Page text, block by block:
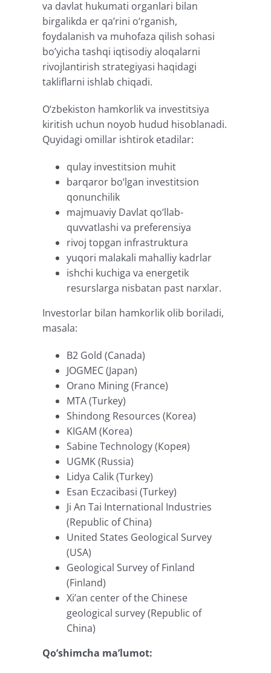
va davlat hukumati organlari bilan
birgalikda er qa’rini o‘rganish,
foydalanish va muhofaza qilish sohasi
bo’yicha tashqi iqtisodiy aloqalarni
rivojlantirish strategiyasi haqidagi
takliflarni ishlab chiqadi.
O‘zbekiston hamkorlik va investitsiya
kiritish uchun noyob hudud hisoblanadi.
Quyidagi omillar ishtirok etadilar:
qulay investitsion muhit
barqaror bo‘lgan investitsion
qonunchilik
majmuaviy Davlat qo‘llab-
quvvatlashi va preferensiya
rivoj topgan infrastruktura
yuqori malakali mahalliy kadrlar
ishchi kuchiga va energetik
resurslarga nisbatan past narxlar.
Investorlar bilan hamkorlik olib boriladi,
masala:
B2 Gold (Сanada)
JOGMEC (Japan)
Orano Mining (Francе)
MTA (Turkеy)
Shindong Resources (Korea)
KIGAM (Korea)
Sabine Technology (Корея)
UGMK (Russia)
Lidya Calik (Turkey)
Esan Eczacibasi (Turkеy)
Ji An Tai International Industries
(Republic of China)
United States Geological Survey
(USA)
Geological Survey of Finland
(Finland)
Xi’an center of the Chinese
geological survey (Republic of
China)
Qo’shimcha ma’lumot: